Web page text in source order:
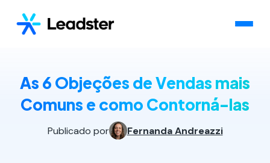
As 6 Objeções de Vendas mais
Comuns e como Contorná-las
Publicado por Fernanda Andreazzi